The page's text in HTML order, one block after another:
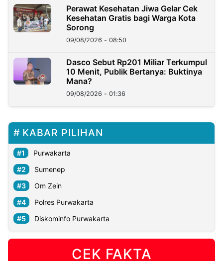
Perawat Kesehatan Jiwa Gelar Cek
Kesehatan Gratis bagi Warga Kota
Sorong
09/08/2026 - 08:50
Dasco Sebut Rp201 Miliar Terkumpul
10 Menit, Publik Bertanya: Buktinya
Mana?
09/08/2026 - 01:36
KABAR PILIHAN
Purwakarta
Sumenep
Om Zein
Polres Purwakarta
Diskominfo Purwakarta
CEK FAKTA